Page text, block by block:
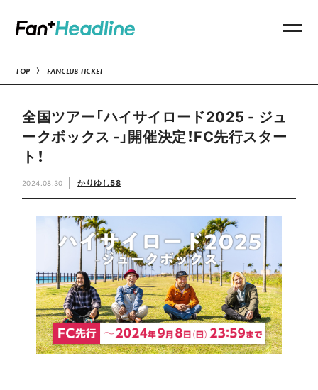
TOP FANCLUB TICKET
全国ツアー「ハイサイロード2025 - ジュ
ークボックス -」開催決定！FC先行スター
ト！
2024.08.30 かりゆし58